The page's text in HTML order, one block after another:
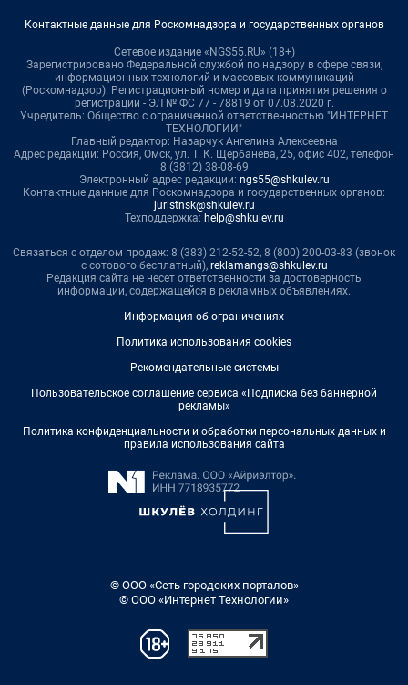
Контактные данные для Роскомнадзора и государственных органов
Сетевое издание «NGS55.RU» (18+)
Зарегистрировано Федеральной службой по надзору в сфере связи,
информационных технологий и массовых коммуникаций
(Роскомнадзор). Регистрационный номер и дата принятия решения о
регистрации - ЭЛ № ФС 77 - 78819 от 07.08.2020 г.
Учредитель: Общество с ограниченной ответственностью "ИНТЕРНЕТ
ТЕХНОЛОГИИ"
Главный редактор: Назарчук Ангелина Алексеевна
Адрес редакции: Россия, Омск, ул. Т. К. Щербанева, 25, офис 402, телефон
8 (3812) 38-08-69
Электронный адрес редакции: ngs55@shkulev.ru
Контактные данные для Роскомнадзора и государственных органов:
juristnsk@shkulev.ru
Техподдержка: help@shkulev.ru
Связаться с отделом продаж: 8 (383) 212-52-52, 8 (800) 200-03-83 (звонок
с сотового бесплатный), reklamangs@shkulev.ru
Редакция сайта не несет ответственности за достоверность
информации, содержащейся в рекламных объявлениях.
Информация об ограничениях
Политика использования cookies
Рекомендательные системы
Пользовательское соглашение сервиса «Подписка без баннерной
рекламы»
Политика конфиденциальности и обработки персональных данных и
правила использования сайта
© ООО «Сеть городских порталов»
© ООО «Интернет Технологии»